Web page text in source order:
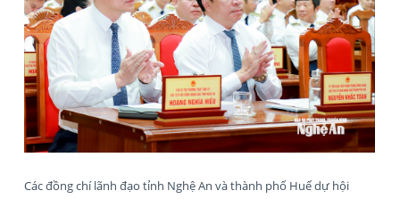
Các đồng chí lãnh đạo tỉnh Nghệ An và thành phố Huế dự hội